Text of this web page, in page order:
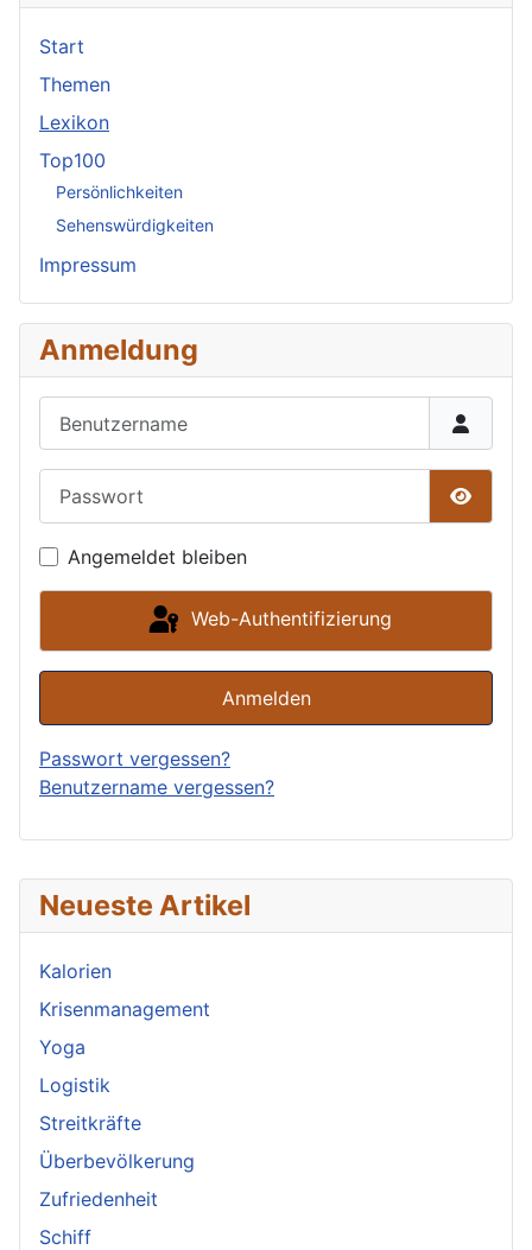
Neueste Artikel
Kalorien
Krisenmanagement
Yoga
Logistik
Streitkräfte
Überbevölkerung
Zufriedenheit
Schiff
Start
Themen
Lexikon
Top100
Persönlichkeiten
Sehenswürdigkeiten
Impressum
Anmeldung
Angemeldet bleiben
Web-Authentifizierung
Anmelden
Passwort vergessen?
Benutzername vergessen?